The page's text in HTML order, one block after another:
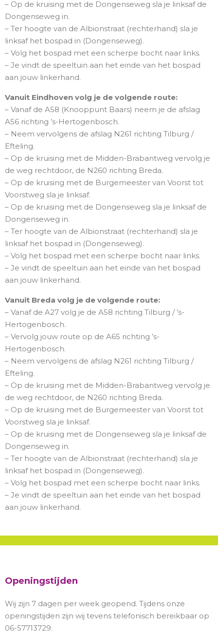
– Op de kruising met de Dongenseweg sla je linksaf de
Dongenseweg in.
– Ter hoogte van de Albionstraat (rechterhand) sla je
linksaf het bospad in (Dongenseweg).
– Volg het bospad met een scherpe bocht naar links.
– Je vindt de speeltuin aan het einde van het bospad
aan jouw linkerhand.
Vanuit Eindhoven volg je de volgende route:
– Vanaf de A58 (Knooppunt Baars) neem je de afslag
A56 richting ’s-Hertogenbosch.
– Neem vervolgens de afslag N261 richting Tilburg /
Efteling.
– Op de kruising met de Midden-Brabantweg vervolg je
de weg rechtdoor, de N260 richting Breda.
– Op de kruising met de Burgemeester van Voorst tot
Voorstweg sla je linksaf.
– Op de kruising met de Dongenseweg sla je linksaf de
Dongenseweg in.
– Ter hoogte van de Albionstraat (rechterhand) sla je
linksaf het bospad in (Dongenseweg).
– Volg het bospad met een scherpe bocht naar links.
– Je vindt de speeltuin aan het einde van het bospad
aan jouw linkerhand.
Vanuit Breda volg je de volgende route:
– Vanaf de A27 volg je de A58 richting Tilburg / ’s-
Hertogenbosch.
– Vervolg jouw route op de A65 richting ’s-
Hertogenbosch.
– Neem vervolgens de afslag N261 richting Tilburg /
Efteling.
– Op de kruising met de Midden-Brabantweg vervolg je
de weg rechtdoor, de N260 richting Breda.
– Op de kruising met de Burgemeester van Voorst tot
Voorstweg sla je linksaf.
– Op de kruising met de Dongenseweg sla je linksaf de
Dongenseweg in.
– Ter hoogte van de Albionstraat (rechterhand) sla je
linksaf het bospad in (Dongenseweg).
– Volg het bospad met een scherpe bocht naar links.
– Je vindt de speeltuin aan het einde van het bospad
aan jouw linkerhand.
Openingstijden
Wij zijn 7 dagen per week geopend. Tijdens onze
openingstijden zijn wij tevens telefonisch bereikbaar op
06-57713729.